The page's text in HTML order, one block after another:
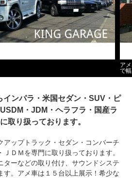
ア
で
インパラ・米国セダン・SUV・ピ
・JDM・ヘラフラ・国産ラ
取り扱っております。
アップトラック・セダン・コンバーチ
ＤＭを専門に取り扱っております。
ターなどの取り付け、サウンドシステ
す。アメ車は１５台以上展示！希少な